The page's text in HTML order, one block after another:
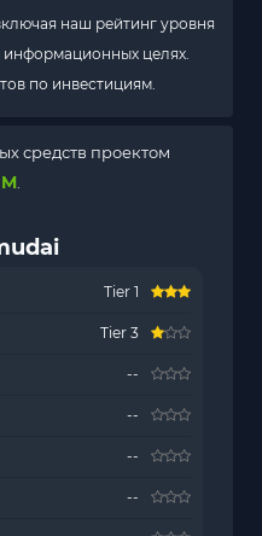
наш рейтинг уровня
информационных целях.
по инвестициям.
средств проектом
.
Tier 1
Tier 3
--
--
--
--